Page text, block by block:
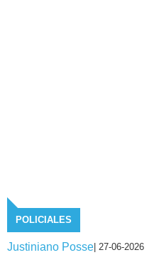
POLICIALES
Justiniano Posse | 27-06-2026